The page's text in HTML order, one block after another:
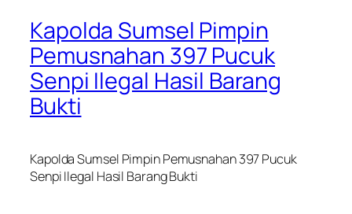
Kapolda Sumsel Pimpin
Pemusnahan 397 Pucuk
Senpi Ilegal Hasil Barang
Bukti
Kapolda Sumsel Pimpin Pemusnahan 397 Pucuk
Senpi Ilegal Hasil Barang Bukti